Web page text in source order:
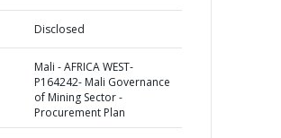
Disclosed
Mali - AFRICA WEST-
P164242- Mali Governance
of Mining Sector -
Procurement Plan